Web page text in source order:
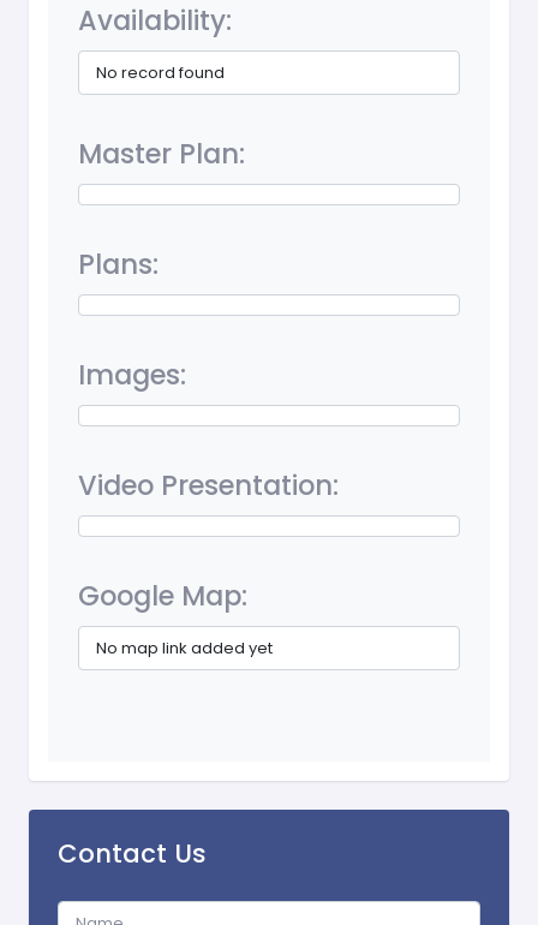
Availability:
No record found
Master Plan:
Plans:
Images:
Video Presentation:
Google Map:
No map link added yet
Contact Us